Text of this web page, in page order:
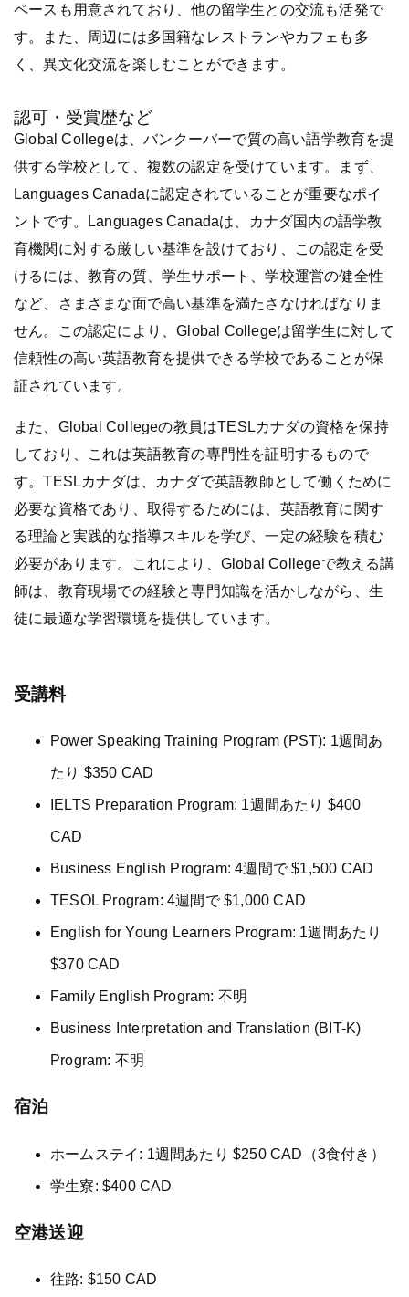
ペースも用意されており、他の留学生との交流も活発で
す。また、周辺には多国籍なレストランやカフェも多
く、異文化交流を楽しむことができます。
認可・受賞歴など
Global Collegeは、バンクーバーで質の高い語学教育を提
供する学校として、複数の認定を受けています。まず、
Languages Canadaに認定されていることが重要なポイ
ントです。Languages Canadaは、カナダ国内の語学教
育機関に対する厳しい基準を設けており、この認定を受
けるには、教育の質、学生サポート、学校運営の健全性
など、さまざまな面で高い基準を満たさなければなりま
せん。この認定により、Global Collegeは留学生に対して
信頼性の高い英語教育を提供できる学校であることが保
証されています​。
また、Global Collegeの教員はTESLカナダの資格を保持
しており、これは英語教育の専門性を証明するもので
す。TESLカナダは、カナダで英語教師として働くために
必要な資格であり、取得するためには、英語教育に関す
る理論と実践的な指導スキルを学び、一定の経験を積む
必要があります。これにより、Global Collegeで教える講
師は、教育現場での経験と専門知識を活かしながら、生
徒に最適な学習環境を提供しています。
受講料
Power Speaking Training Program (PST): 1週間あ
たり $350 CAD
IELTS Preparation Program: 1週間あたり $400
CAD
Business English Program: 4週間で $1,500 CAD
TESOL Program: 4週間で $1,000 CAD
English for Young Learners Program: 1週間あたり
$370 CAD
Family English Program: 不明
Business Interpretation and Translation (BIT-K)
Program: 不明
宿泊
ホームステイ: 1週間あたり $250 CAD（3食付き）
学生寮: $400 CAD
空港送迎
往路: $150 CAD